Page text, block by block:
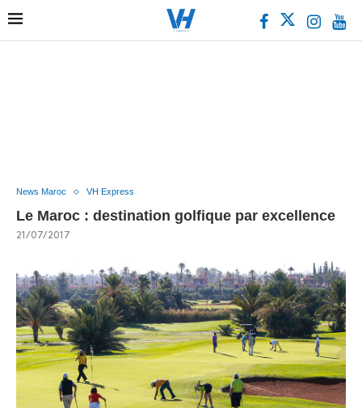
News Maroc VH Express
Le Maroc : destination golfique par excellence
21/07/2017